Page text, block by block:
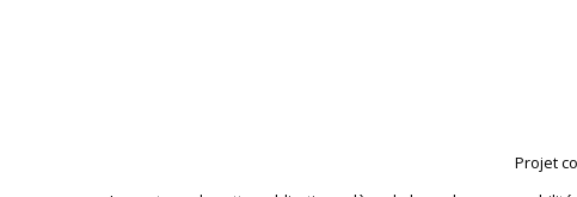
Projet